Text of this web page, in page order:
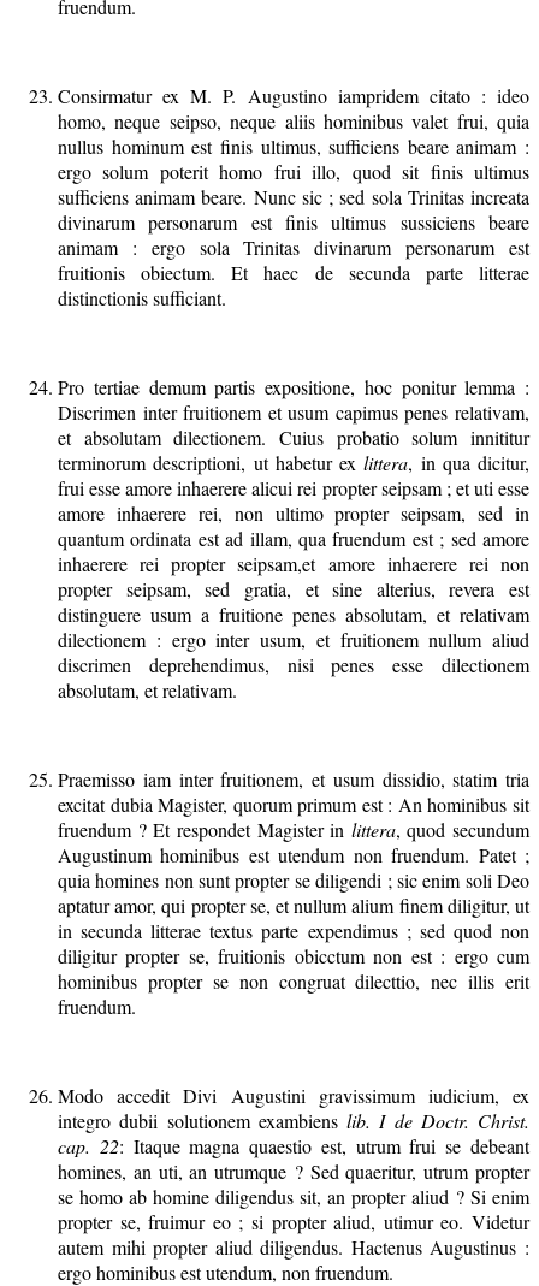
fruendum.
Consirmatur ex M. P. Augustino iampridem citato : ideo
homo, neque seipso, neque aliis hominibus valet frui, quia
nullus hominum est finis ultimus, sufficiens beare animam :
ergo solum poterit homo frui illo, quod sit finis ultimus
sufficiens animam beare. Nunc sic ; sed sola Trinitas increata
divinarum personarum est finis ultimus sussiciens beare
animam : ergo sola Trinitas divinarum personarum est
fruitionis obiectum. Et haec de secunda parte litterae
distinctionis sufficiant.
Pro tertiae demum partis expositione, hoc ponitur lemma :
Discrimen inter fruitionem et usum capimus penes relativam,
et absolutam dilectionem. Cuius probatio solum innititur
terminorum descriptioni, ut habetur exlittera, in qua dicitur,
frui esse amore inhaerere alicui rei propter seipsam ; et uti esse
amore inhaerere rei, non ultimo propter seipsam, sed in
quantum ordinata est ad illam, qua fruendum est ; sed amore
inhaerere rei propter seipsam,et amore inhaerere rei non
propter seipsam, sed gratia, et sine alterius, revera est
distinguere usum a fruitione penes absolutam, et relativam
dilectionem : ergo inter usum, et fruitionem nullum aliud
discrimen deprehendimus, nisi penes esse dilectionem
absolutam, et relativam.
Praemisso iam inter fruitionem, et usum dissidio, statim tria
excitat dubia Magister, quorum primum est : An hominibus sit
fruendum ? Et respondet Magister in littera, quod secundum
Augustinum hominibus est utendum non fruendum. Patet ;
quia homines non sunt propter se diligendi ; sic enim soli Deo
aptatur amor, qui propter se, et nullum alium finem diligitur, ut
in secunda litterae textus parte expendimus ; sed quod non
diligitur propter se, fruitionis obicctum non est : ergo cum
hominibus propter se non congruat dilecttio, nec illis erit
fruendum.
Modo accedit Divi Augustini gravissimum iudicium, ex
integro dubii solutionem exambiens lib. I de Doctr. Christ.
cap. 22: Itaque magna quaestio est, utrum frui se debeant
homines, an uti, an utrumque ? Sed quaeritur, utrum propter
se homo ab homine diligendus sit, an propter aliud ? Si enim
propter se, fruimur eo ; si propter aliud, utimur eo. Videtur
autem mihi propter aliud diligendus. Hactenus Augustinus :
ergo hominibus est utendum, non fruendum.